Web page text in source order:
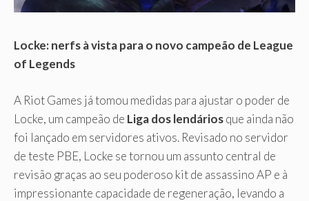
Locke: nerfs à vista para o novo campeão de League
of Legends
A Riot Games já tomou medidas para ajustar o poder de
Locke, um campeão de Liga dos lendáriosque ainda não
foi lançado em servidores ativos. Revisado no servidor
de teste PBE, Locke se tornou um assunto central de
revisão graças ao seu poderoso kit de assassino AP e à
impressionante capacidade de regeneração, levando a